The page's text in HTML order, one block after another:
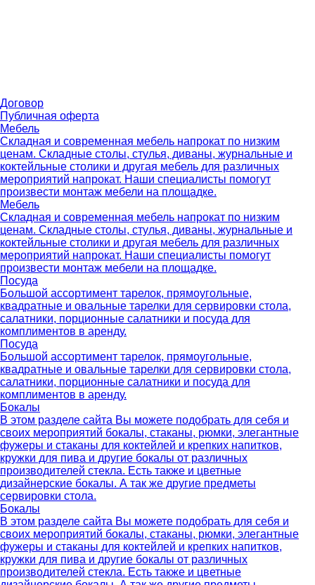
Договор
Публичная оферта
Мебель
Складная и современная мебель напрокат по низким
ценам. Складные столы, стулья, диваны, журнальные и
коктейльные столики и другая мебель для различных
мероприятий напрокат. Наши специалисты помогут
произвести монтаж мебели на площадке.
Мебель
Складная и современная мебель напрокат по низким
ценам. Складные столы, стулья, диваны, журнальные и
коктейльные столики и другая мебель для различных
мероприятий напрокат. Наши специалисты помогут
произвести монтаж мебели на площадке.
Посуда
Большой ассортимент тарелок, прямоугольные,
квадратные и овальные тарелки для сервировки стола,
салатники, порционные салатники и посуда для
комплиментов в аренду.
Посуда
Большой ассортимент тарелок, прямоугольные,
квадратные и овальные тарелки для сервировки стола,
салатники, порционные салатники и посуда для
комплиментов в аренду.
Бокалы
В этом разделе сайта Вы можете подобрать для себя и
своих мероприятий бокалы, стаканы, рюмки, элегантные
фужеры и стаканы для коктейлей и крепких напитков,
кружки для пива и другие бокалы от различных
производителей стекла. Есть также и цветные
дизайнерские бокалы. А так же другие предметы
сервировки стола.
Бокалы
В этом разделе сайта Вы можете подобрать для себя и
своих мероприятий бокалы, стаканы, рюмки, элегантные
фужеры и стаканы для коктейлей и крепких напитков,
кружки для пива и другие бокалы от различных
производителей стекла. Есть также и цветные